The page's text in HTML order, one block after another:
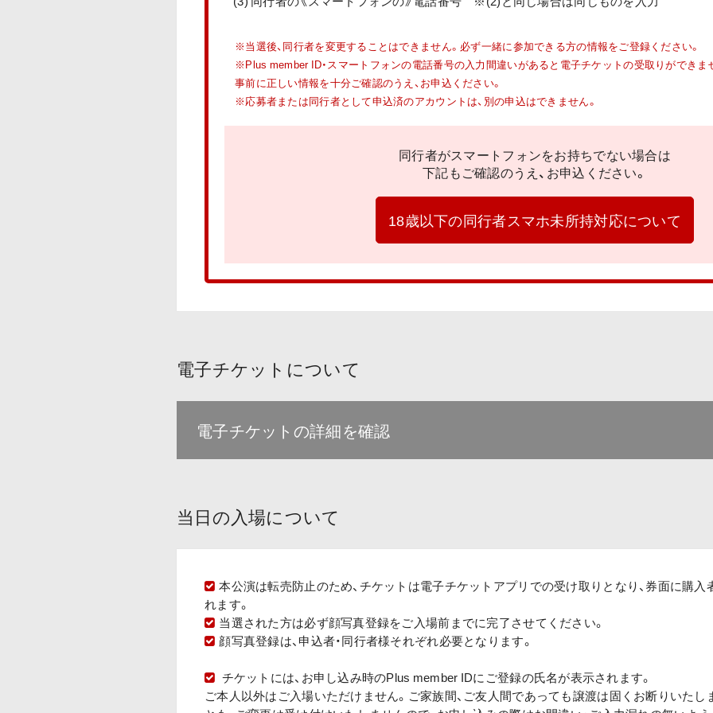
※当選後、同行者を変更することはできません。必ず一緒に参加できる方の情報をご登録ください。
※Plus member ID・スマートフォンの電話番号の入力間違いがあると電子チケットの受取りができま
事前に正しい情報を十分ご確認のうえ、お申込ください。
※応募者または同行者として申込済のアカウントは、別の申込はできません。
同行者がスマートフォンをお持ちでない場合は
下記もご確認のうえ、お申込ください。
18歳以下の同行者スマホ未所持対応について
電子チケットについて
電子チケットの詳細を確認
当日の入場について
本公演は転売防止のため、チケットは電子チケットアプリでの受け取りとなり、券面に購
れます。
当選された方は必ず顔写真登録をご入場前までに完了させてください。
顔写真登録は、申込者・同行者様それぞれ必要となります。
チケットには、お申し込み時のPlus member IDにご登録の氏名が表示されます。
ご本人以外はご入場いただけません。ご家族間、ご友人間であっても譲渡は固くお断りいた